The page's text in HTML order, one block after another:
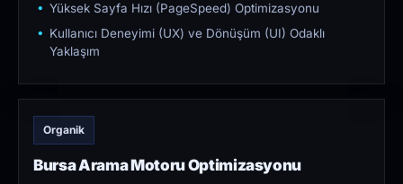
Yüksek Sayfa Hızı (PageSpeed) Optimizasyonu
Kullanıcı Deneyimi (UX) ve Dönüşüm (UI) Odaklı
Yaklaşım
Organik
Bursa Arama Motoru Optimizasyonu